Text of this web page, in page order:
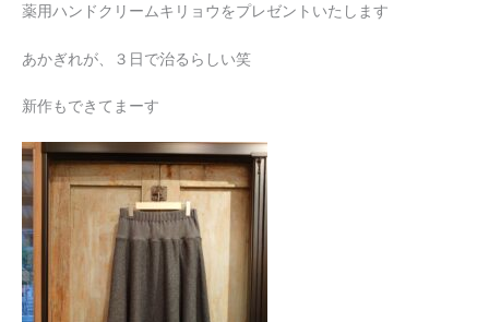
薬用ハンドクリームキリョウをプレゼントいたします
あかぎれが、３日で治るらしい笑
新作もできてまーす